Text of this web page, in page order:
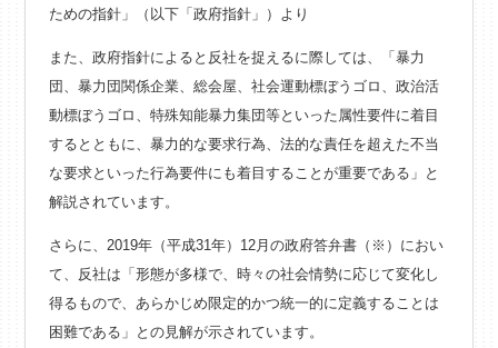
ための指針」（以下「政府指針」）より
また、政府指針によると反社を捉えるに際しては、「暴力
団、暴力団関係企業、総会屋、社会運動標ぼうゴロ、政治活
動標ぼうゴロ、特殊知能暴力集団等といった属性要件に着目
するとともに、暴力的な要求行為、法的な責任を超えた不当
な要求といった行為要件にも着目することが重要である」と
解説されています。
さらに、2019年（平成31年）12月の政府答弁書（※）におい
て、反社は「形態が多様で、時々の社会情勢に応じて変化し
得るもので、あらかじめ限定的かつ統一的に定義することは
困難である」との見解が示されています。